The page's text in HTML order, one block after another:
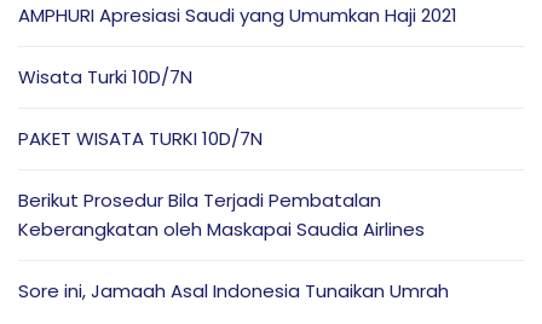
AMPHURI Apresiasi Saudi yang Umumkan Haji 2021
Wisata Turki 10D/7N
PAKET WISATA TURKI 10D/7N
Berikut Prosedur Bila Terjadi Pembatalan
Keberangkatan oleh Maskapai Saudia Airlines
Sore ini, Jamaah Asal Indonesia Tunaikan Umrah